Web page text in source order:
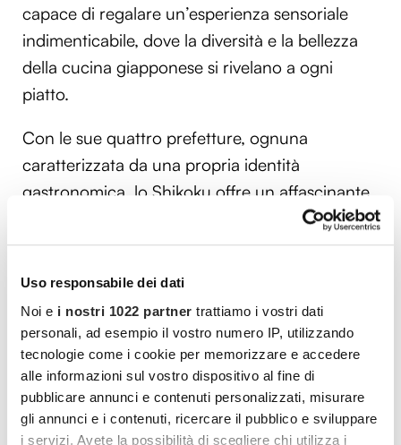
Uso responsabile dei dati
Noi e i nostri 1022 partner trattiamo i vostri dati
personali, ad esempio il vostro numero IP, utilizzando
tecnologie come i cookie per memorizzare e accedere
alle informazioni sul vostro dispositivo al fine di
pubblicare annunci e contenuti personalizzati, misurare
gli annunci e i contenuti, ricercare il pubblico e sviluppare
i servizi. Avete la possibilità di scegliere chi utilizza i
capace di regalare un’esperienza sensoriale
indimenticabile, dove la diversità e la bellezza
della cucina giapponese si rivelano a ogni
piatto.
Con le sue quattro prefetture, ognuna
caratterizzata da una propria identità
gastronomica, lo Shikoku offre un affascinante
mosaico di sapori e tradizioni, capace di
sorprendere e deliziareanche i palati più
raffinati!
Vuoi commentare l’articolo? Iscriviti
alla community e partecipa alla
discussione.